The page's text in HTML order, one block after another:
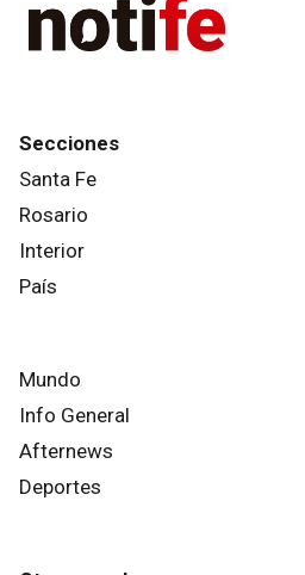
Secciones
Santa Fe
Rosario
Interior
País
Mundo
Info General
Afternews
Deportes